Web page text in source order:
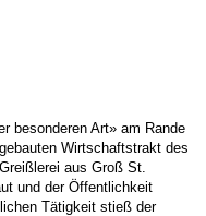
besonderen Art» am Rande
Wirtschaftstrakt des
aus Groß St.
und der Öffentlichkeit
Tätigkeit stieß der